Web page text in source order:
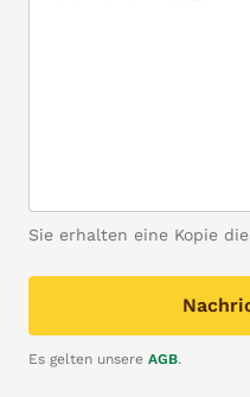
Sie erhalten eine Kopie
Es gelten unsere AGB.